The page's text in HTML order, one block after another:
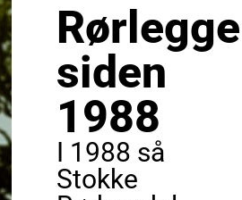
siden
1988
I 1988 så
Stokke